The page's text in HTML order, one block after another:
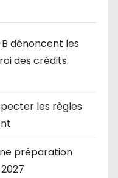
B dénoncent les
des crédits
les règles
préparation